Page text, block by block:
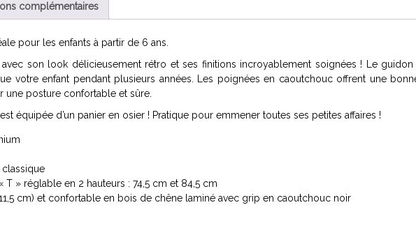
complémentaires
pour les enfants à partir de 6 ans.
son look délicieusement rétro et ses finitions incroyablement soignées ! Le
votre enfant pendant plusieurs années. Les poignées en caoutchouc offrent une
une posture confortable et sûre.
équipée d’un panier en osier ! Pratique pour emmener toutes ses petites affaires !
T » réglable en 2 hauteurs : 74,5 cm et 84,5 cm
cm) et confortable en bois de chêne laminé avec grip en caoutchouc noir